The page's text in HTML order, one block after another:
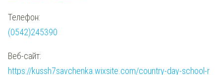
Телефон:
(0542)245390
Веб-сайт:
https://kussh7savchenka.wixsite.com/country-day-school-r